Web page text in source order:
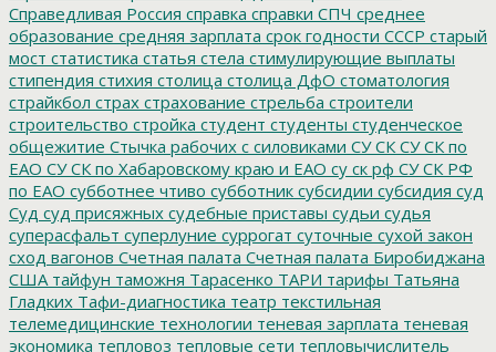
Справедливая Россия справка справки СПЧ среднее
образование средняя зарплата срок годности СССР старый
мост статистика статья стела стимулирующие выплаты
стипендия стихия столица столица ДфО стоматология
страйкбол страх страхование стрельба строители
строительство стройка студент студенты студенческое
общежитие Стычка рабочих с силовиками СУ СК СУ СК по
ЕАО СУ СК по Хабаровскому краю и ЕАО су ск рф СУ СК РФ
по ЕАО субботнее чтиво субботник субсидии субсидия суд
Суд суд присяжных судебные приставы судьи судья
суперасфальт суперлуние суррогат суточные сухой закон
сход вагонов Счетная палата Счетная палата Биробиджана
США тайфун таможня Тарасенко ТАРИ тарифы Татьяна
Гладких Тафи-диагностика театр текстильная
телемедицинские технологии теневая зарплата теневая
экономика тепловоз тепловые сети тепловычислитель